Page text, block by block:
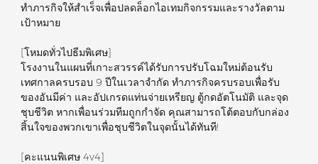
ทำภารกิจให้สำเร็จเพื่อปลดล็อกไอเทมกิจกรรมและรางวัลตาม
เป้าหมาย
[โหมดทั่วไปธีมพิเศษ]
โรงงานในแผนที่เกาะสวรรค์ได้รับการปรับโฉมใหม่ต้อนรับ
เทศกาลครบรอบ 9 ปีในเวลาจำกัด ทำภารกิจครบรอบเพื่อรับ
ของอันมีค่า และอัปเกรดแท่นจ่ายเหรียญ ตู้กดอัตโนมัติ และจุด
ชุบชีวิต หากเพื่อนร่วมทีมถูกกำจัด คุณสามารถโต้ตอบกับกล่อง
สิ้นใจของพวกเขาเพื่อชุบชีวิตในจุดนั้นได้ทันที!
[คะแนนพิเศษ 4v4]